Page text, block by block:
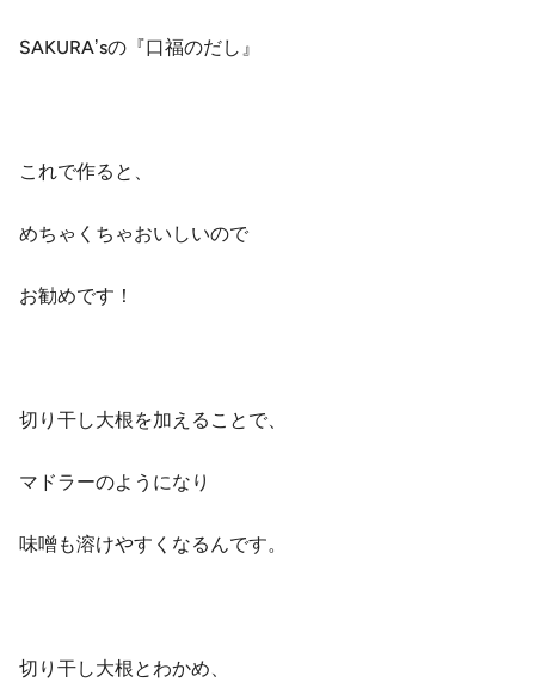
SAKURAʼsの『口福のだし』
これで作ると、
めちゃくちゃおいしいので
お勧めです！
切り干し大根を加えることで、
マドラーのようになり
味噌も溶けやすくなるんです。
切り干し大根とわかめ、